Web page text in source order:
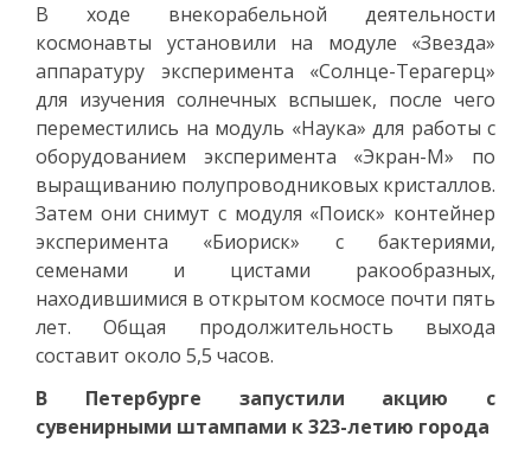
В ходе внекорабельной деятельности
космонавты установили на модуле «Звезда»
аппаратуру эксперимента «Солнце-Терагерц»
для изучения солнечных вспышек, после чего
переместились на модуль «Наука» для работы с
оборудованием эксперимента «Экран-М» по
выращиванию полупроводниковых кристаллов.
Затем они снимут с модуля «Поиск» контейнер
эксперимента «Биориск» с бактериями,
семенами и цистами ракообразных,
находившимися в открытом космосе почти пять
лет. Общая продолжительность выхода
составит около 5,5 часов.
В Петербурге запустили акцию с
сувенирными штампами к 323-летию города